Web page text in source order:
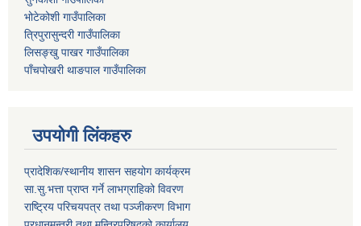
भोटेकोशी गाउँपालिका
त्रिपुरासुन्दरी गाउँपालिका
लिसङ्खु पाखर गाउँपालिका
पाँचपोखरी थाङपाल गाउँपालिका
उपयोगी लिंकहरु
प्रादेशिक/स्थानीय शासन सहयोग कार्यक्रम
सा.सु.भत्ता प्राप्त गर्ने लाभग्राहिको विवरण
राष्ट्रिय परिचयपत्र तथा पञ्‍जीकरण विभाग